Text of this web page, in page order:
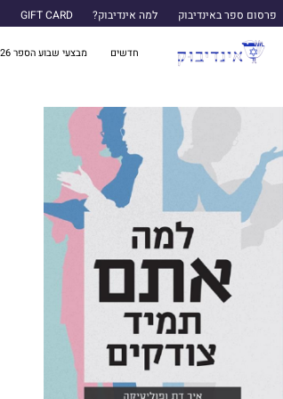
פרסום ספר באינדיבוק למה אינדיבוק? GIFT CARD
חדשים מבצעי שבוע הספר 2026